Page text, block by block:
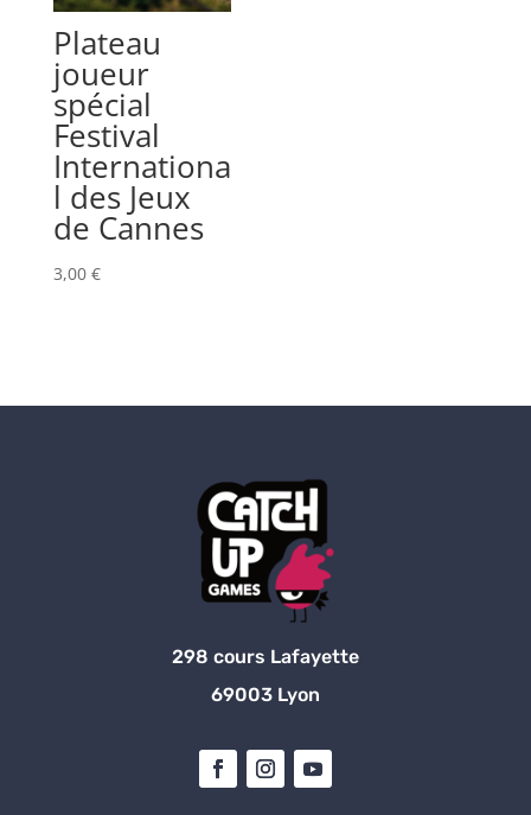
Plateau
joueur
spécial
Festival
Internationa
l des Jeux
de Cannes
3,00 €
298 cours Lafayette
69003 Lyon